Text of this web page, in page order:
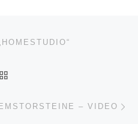
EMSTORSTEINE – VIDEO